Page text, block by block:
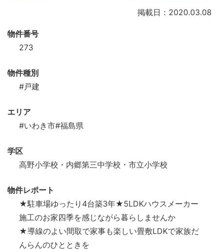
掲載日：2020.03.08
物件番号
273
物件種別
#戸建
エリア
#いわき市#福島県
学区
高野小学校・内郷第三中学校・市立小学校
物件レポート
★駐車場ゆったり4台築3年★5LDKハウスメーカー
施工のお家四季を感じながら暮らしませんか
★導線のよい間取で家事も楽しい畳敷LDKで家族だ
んらんのひとときを